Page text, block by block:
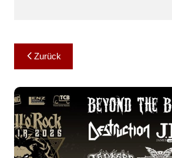
Beitragsnavigation
Zurück